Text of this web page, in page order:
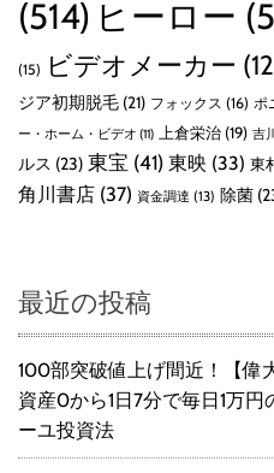
(514) ヒーロー
(15) ビデオメーカー
ジア初期脱毛 (21) フォックス (16) ポ
ー・ホーム・ビデオ (11) 上倉栄治 (19) 吉
ルス (23) 東宝 (41) 東映 (33) 東
角川書店 (37) 資金調達 (13) 除菌
最近の投稿
100部突破値上げ間近！【偉
資産0から1日7分で毎日1万
ーユ投資法